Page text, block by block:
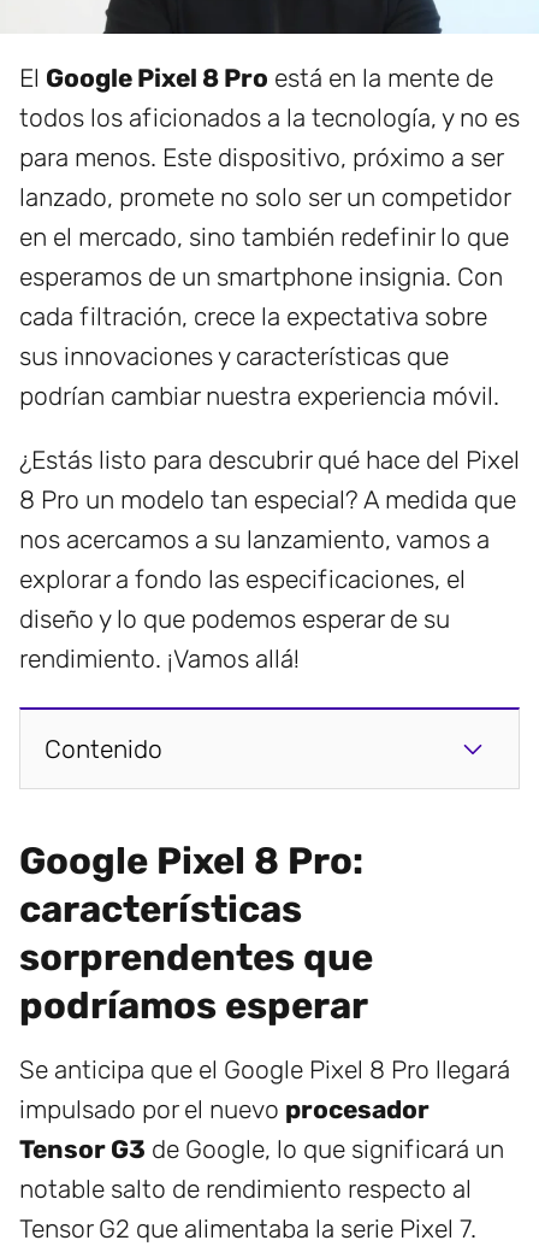
El Google Pixel 8 Pro está en la mente de
todos los aficionados a la tecnología, y no es
para menos. Este dispositivo, próximo a ser
lanzado, promete no solo ser un competidor
en el mercado, sino también redefinir lo que
esperamos de un smartphone insignia. Con
cada filtración, crece la expectativa sobre
sus innovaciones y características que
podrían cambiar nuestra experiencia móvil.
¿Estás listo para descubrir qué hace del Pixel
8 Pro un modelo tan especial? A medida que
nos acercamos a su lanzamiento, vamos a
explorar a fondo las especificaciones, el
diseño y lo que podemos esperar de su
rendimiento. ¡Vamos allá!
Contenido
Google Pixel 8 Pro:
características
sorprendentes que
podríamos esperar
Se anticipa que el Google Pixel 8 Pro llegará
impulsado por el nuevo procesador
Tensor G3 de Google, lo que significará un
notable salto de rendimiento respecto al
Tensor G2 que alimentaba la serie Pixel 7.